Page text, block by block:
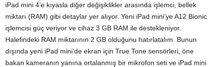
iPad mini 4’e kıyasla diğer değişiklikler arasında işlemci, bellek
miktarı (RAM) gibi detaylar yer alıyor. Yeni iPad mini’ye A12 Bionic
işlemcisi güç veriyor ve cihaz 3 GB RAM ile destekleniyor.
Halefindeki RAM miktarının 2 GB olduğunu hatırlatalım. Bunun
dışında yeni iPad mini’de ekran için True Tone sensörleri, öne
bakan kameranın yanına ortalanmış bir mikrofon seti ve iPad mini